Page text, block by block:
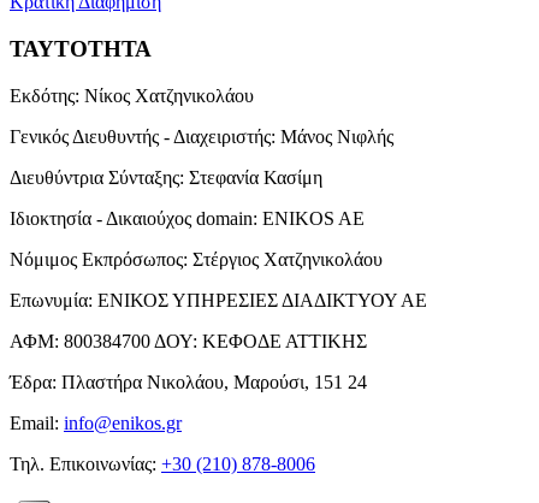
ΤΑΥΤΟΤΗΤΑ
Εκδότης: Νίκος Χατζηνικολάου
Γενικός Διευθυντής - Διαχειριστής: Μάνος Νιφλής
Διευθύντρια Σύνταξης: Στεφανία Κασίμη
Ιδιοκτησία - Δικαιούχος domain: ENIKOS AE
Νόμιμος Εκπρόσωπος: Στέργιος Χατζηνικολάου
Επωνυμία: ΕΝΙΚΟΣ ΥΠΗΡΕΣΙΕΣ ΔΙΑΔΙΚΤΥΟΥ ΑΕ
ΑΦΜ: 800384700 ΔΟΥ: ΚΕΦΟΔΕ ΑΤΤΙΚΗΣ
Έδρα: Πλαστήρα Νικολάου, Μαρούσι, 151 24
Email: info@enikos.gr
Τηλ. Επικοινωνίας: +30 (210) 878-8006